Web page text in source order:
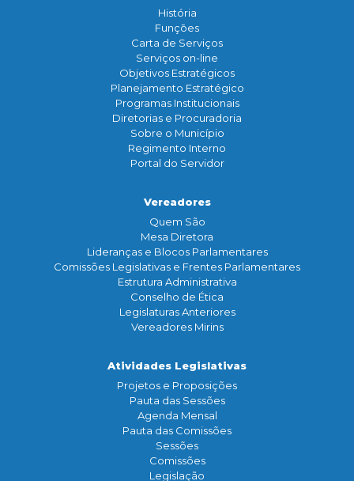
História
Funçōes
Carta de Serviços
Serviços on-line
Objetivos Estratégicos
Planejamento Estratégico
Programas Institucionais
Diretorias e Procuradoria
Sobre o Município
Regimento Interno
Portal do Servidor
Vereadores
Quem São
Mesa Diretora
Lideranças e Blocos Parlamentares
Comissões Legislativas e Frentes Parlamentares
Estrutura Administrativa
Conselho de Ética
Legislaturas Anteriores
Vereadores Mirins
Atividades Legislativas
Projetos e Proposições
Pauta das Sessões
Agenda Mensal
Pauta das Comissões
Sessões
Comissões
Legislação